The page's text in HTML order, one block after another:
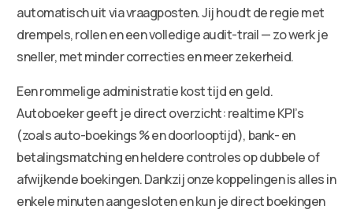
automatisch uit via vraagposten. Jij houdt de regie met
drempels, rollen en een volledige audit-trail — zo werk je
sneller, met minder correcties en meer zekerheid.
Een rommelige administratie kost tijd en geld.
Autoboeker geeft je direct overzicht: realtime KPI’s
(zoals auto-boekings % en doorlooptijd), bank- en
betalingsmatching en heldere controles op dubbele of
afwijkende boekingen. Dankzij onze koppelingen is alles in
enkele minuten aangesloten en kun je direct boekingen